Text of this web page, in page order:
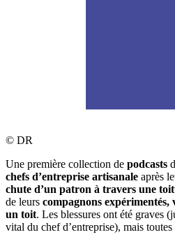
© DR
Une première collection de podcasts
chefs d’entreprise artisanale après
chute d’un patron à travers une
de leurs compagnons expérimentés,
un toit. Les blessures ont été graves
vital du chef d’entreprise), mais